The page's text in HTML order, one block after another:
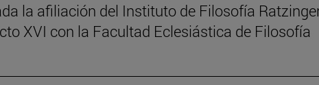
la afiliación del Instituto de Filosofía
XVI con la Facultad Eclesiástica de Filosofía